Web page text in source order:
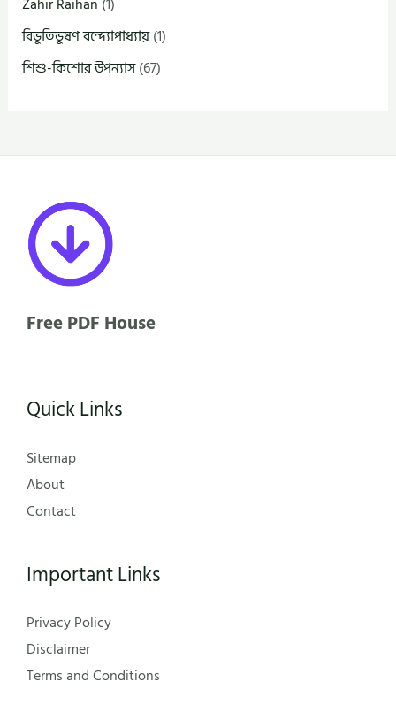
বিভূতিভূষণ বন্দ্যোপাধ্যায়(1)
শিশু-কিশোর উপন্যাস(67)
Free PDF House
Quick Links
Sitemap
About
Contact
Important Links
Privacy Policy
Disclaimer
Terms and Conditions